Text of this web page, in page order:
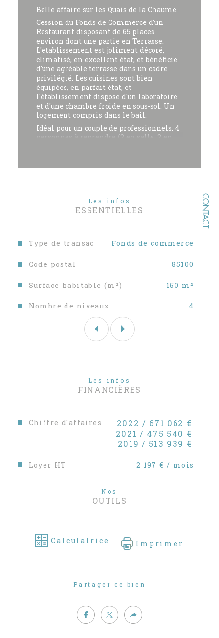
CONTACT
Les infos
ESSENTIELLES
Caractéristiques Valeurs
Type de transac Fonds de commerce
Code postal 85100
Surface habitable (m²) 150 m²
Nombre de niveaux 4
Belle affaire sur les Quais de la Chaume.
Cession du Fonds de Commerce d'un
Restaurant disposant de 65 places
environ dont une partie en Terrasse.
L'établissement est joliment décoré,
climatisé, en excellent état, et bénéficie
d'une agréable terrasse dans un cadre
privilégié. Les cuisines sont bien
équipées, en parfait état, et
l'établissement dispose d'un laboratoire
et d'une chambre froide en sous-sol. Un
logement compris dans le bail.
Idéal pour un couple de professionnels. 4
personnes à reprendre (2 en salle, 2 en
renouvelé en 10/2022). CA développé
ce bien est exposé sont disponibles sur le
site Géorisques : www.georisques.gouv.fr
consulter nos autres biens à la vente
Les infos
FINANCIÈRES
Chiffre d'affaires
2022 / 671 062 €
2021 / 475 540 €
2019 / 513 939 €
Loyer HT 2 197 € / mois
Nos
OUTILS
Calculatrice Imprimer
Partager ce bien